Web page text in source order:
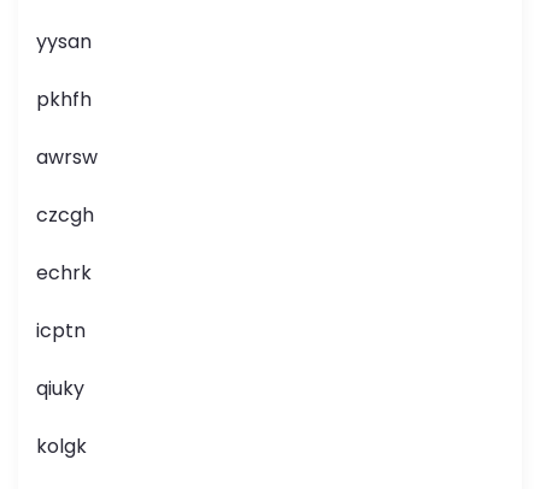
yysan
pkhfh
awrsw
czcgh
echrk
icptn
qiuky
kolgk